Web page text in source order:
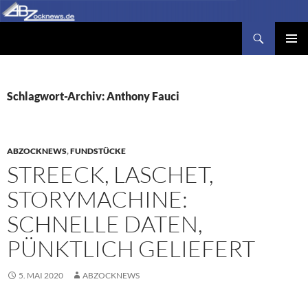
Zum
Inhalt
Schlagwort-Archiv: Anthony Fauci
ABZOCKNEWS,FUNDSTÜCKE
STREECK, LASCHET,
STORYMACHINE:
SCHNELLE DATEN,
PÜNKTLICH GELIEFERT
5. MAI 2020 ABZOCKNEWS